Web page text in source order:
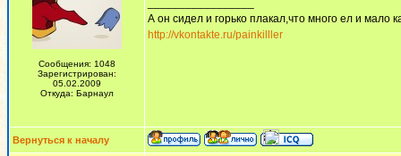
Сообщения: 1048
Зарегистрирован:
05.02.2009
Откуда: Барнаул
А он сидел и горько плакал,что много ел и мало
http://vkontakte.ru/painkilller
Вернуться к началу